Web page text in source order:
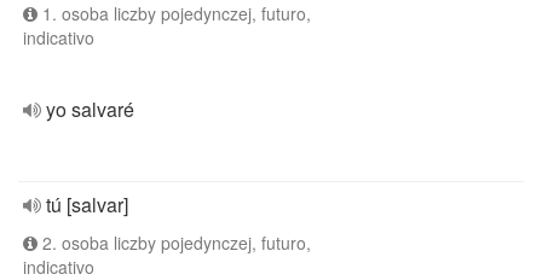
1. osoba liczby pojedynczej, futuro,
indicativo
yo salvaré
tú [salvar]
2. osoba liczby pojedynczej, futuro,
indicativo